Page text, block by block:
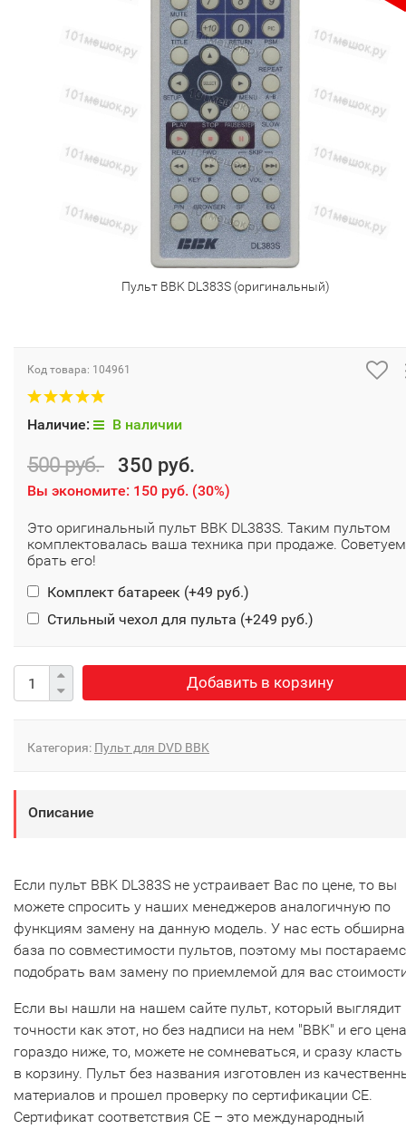
Пульт BBK DL383S (оригинальный)
Код товара: 104961
Наличие: В наличии
500 руб. 350 руб.
Вы экономите: 150 руб. (30%)
Это оригинальный пульт BBK DL383S. Таким пультом
комплектовалась ваша техника при продаже. Советуем
брать его!
Комплект батареек (+49 руб.)
Стильный чехол для пульта (+249 руб.)
Добавить в корзину
Категория: Пульт для DVD BBK
Описание
Если пульт BBK DL383S не устраивает Вас по цене, то вы
можете спросить у наших менеджеров аналогичную по
функциям замену на данную модель. У нас есть
база по совместимости пультов, поэтому мы
подобрать вам замену по приемлемой для вас
Если вы нашли на нашем сайте пульт, который выглядит
точности как этот, но без надписи на нем "BBK" и его цена
гораздо ниже, то, можете не сомневаться, и сразу класть
в корзину. Пульт без названия изготовлен из
материалов и прошел проверку по сертификации CE.
Сертификат соответствия СЕ – это международный